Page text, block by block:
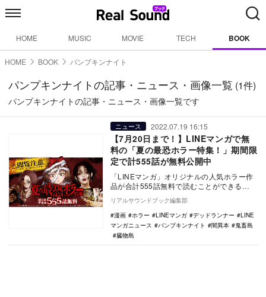
HOME MUSIC MOVIE TECH BOOK
HOME BOOK パンプキンナイト
パンプキンナイトの記事・ニュース・画像一覧 (1件)
パンプキンナイトの記事・ニュース・画像一覧です
ニュース 2022.07.19 16:15
【7月20日まで！】LINEマンガで無
料の「夏の最恐ホラー特集！」期間限
定で計555話が無料公開中
「LINEマンガ」オリジナルの人気ホラー作
品が合計555話無料で読むことができる
「【閲覧注意】ガチすぎる！怖すぎる！夏
の最恐ホラ…
リアルサウンドブック編集部
漫画
ホラー LINEマンガ デッドランナー
LINE
マンガニュース
パンプキンナイト 闇異本
鬼畜島
臓物島